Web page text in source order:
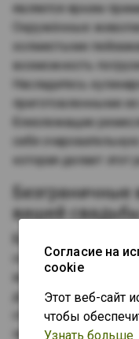
является ярким
Окружённые
холмистыми
возможность
Насладитесь
приготовленными
близлежащие
себя
которая делает
вашей
собрание, усадьба
ваши потребности.
для мероприятий,
спокойные сады и
предоставляют
Согласие на
cookie
Этот веб-сайт
чтобы
Узнать больше